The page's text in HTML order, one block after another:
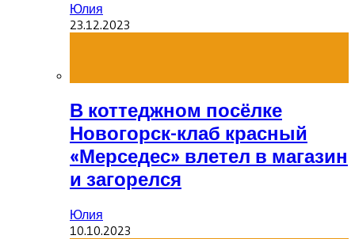
Юлия
23.12.2023
В коттеджном посёлке
Новогорск-клаб красный
«Мерседес» влетел в магазин
и загорелся
Юлия
10.10.2023